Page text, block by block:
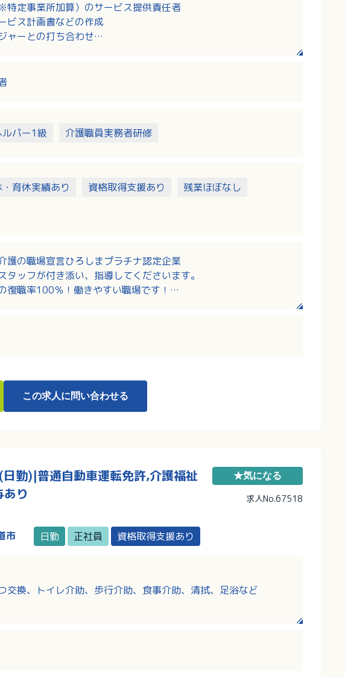
特定事業所加算）のサービス提供責任者
ビス計画書などの作成
ャーとの打ち合わせ
、統括
ルパー1級 介護職員実務者研修
・育休実績あり 資格取得支援あり
残業ほぼなし
護の職場宣言ひろしまプラチナ認定企業
タッフが付き添い、指導してくださいます。
復職率100％！働きやすい職場です！
この求人に問い合わせる
勤)|普通自動車運転免許,介護福祉
り
市 日勤 正社員 資格取得支援あり
★気になる
求人No.67518
交換、トイレ介助、歩行介助、食事介助、清拭、足浴など